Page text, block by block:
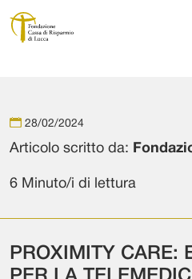
Navigazione principale
28/02/2024
Articolo scritto da:
6 Minuto/i di lettura
PROXIMITY CARE: